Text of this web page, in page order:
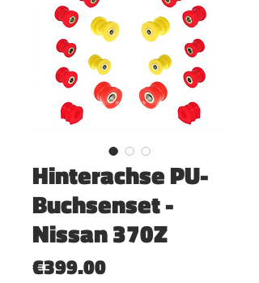
Hinterachse PU-
Buchsenset -
Nissan 370Z
€399.00Price